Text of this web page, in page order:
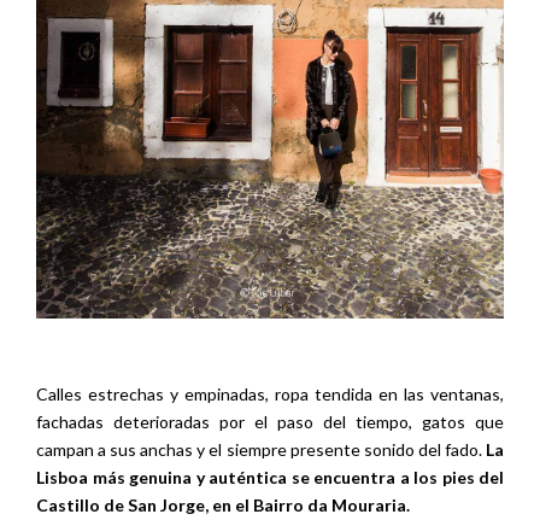
Calles estrechas y empinadas, ropa tendida en las ventanas,
fachadas deterioradas por el paso del tiempo, gatos que
campan a sus anchas y el siempre presente sonido del fado. La
Lisboa más genuina y auténtica se encuentra a los pies del
Castillo de San Jorge, en el Bairro da Mouraria.